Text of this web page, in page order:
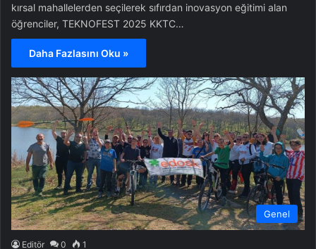
kırsal mahallelerden seçilerek sıfırdan inovasyon eğitimi alan
öğrenciler, TEKNOFEST 2025 KKTC…
Daha Fazlasını Oku »
Genel
Editör 0 1